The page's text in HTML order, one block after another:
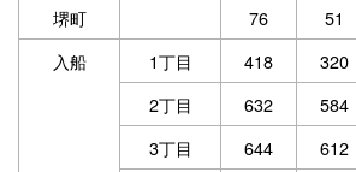
堺町
76 51
入船
1丁目 418 320
2丁目
632 584
3丁目
644 612